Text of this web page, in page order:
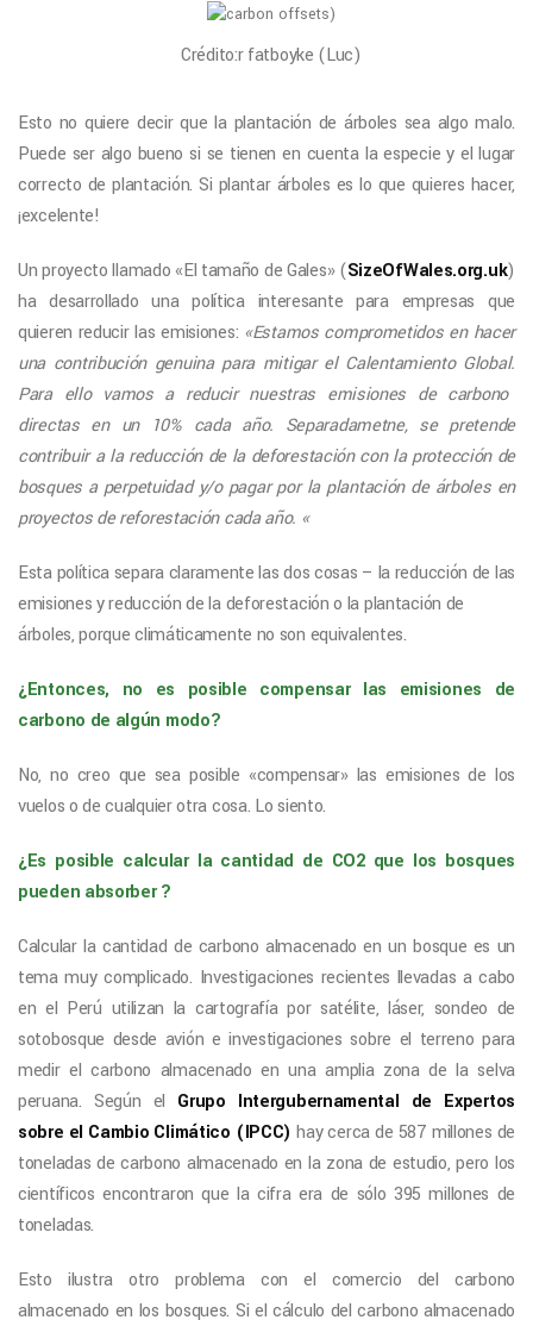
Crédito:r fatboyke (Luc)
Esto no quiere decir que la plantación de árboles sea algo malo.
Puede ser algo bueno si se tienen en cuenta la especie y el lugar
correcto de plantación. Si plantar árboles es lo que quieres hacer,
¡excelente!
Un proyecto llamado «El tamaño de Gales» (SizeOfWales.org.uk)
ha desarrollado una política interesante para empresas que
quieren reducir las emisiones: «Estamos comprometidos en hacer
una contribución genuina para mitigar el Calentamiento Global.
Para ello vamos a reducir nuestras emisiones de carbono
directas en un 10% cada año. Separadametne, se pretende
contribuir a la reducción de la deforestación con la protección de
bosques a perpetuidad y/o pagar por la plantación de árboles en
proyectos de reforestación cada año. «
Esta política separa claramente las dos cosas – la reducción de las
emisiones y reducción de la deforestación o la plantación de
árboles, porque climáticamente no son equivalentes.
¿Entonces, no es posible compensar las emisiones de
carbono de algún modo?
No, no creo que sea posible «compensar» las emisiones de los
vuelos o de cualquier otra cosa. Lo siento.
¿Es posible calcular la cantidad de CO2que los bosques
pueden absorber ?
Calcular la cantidad de carbono almacenado en un bosque es un
tema muy complicado. Investigaciones recientes llevadas a cabo
en el Perú utilizan la cartografía por satélite, láser, sondeo de
sotobosque desde avión e investigaciones sobre el terreno para
medir el carbono almacenado en una amplia zona de la selva
peruana. Según el Grupo Intergubernamental de Expertos
sobre el Cambio Climático (IPCC) hay cerca de 587 millones de
toneladas de carbono almacenado en la zona de estudio, pero los
científicos encontraron que la cifra era de sólo 395 millones de
toneladas.
Esto ilustra otro problema con el comercio del carbono
almacenado en los bosques. Si el cálculo del carbono almacenado